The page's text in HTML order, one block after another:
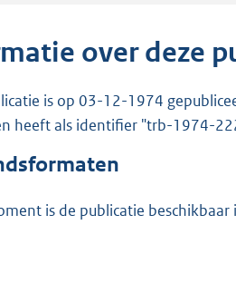
over deze
is op 03-12-1974
heeft als identifier "trb-1974-
is de publicatie